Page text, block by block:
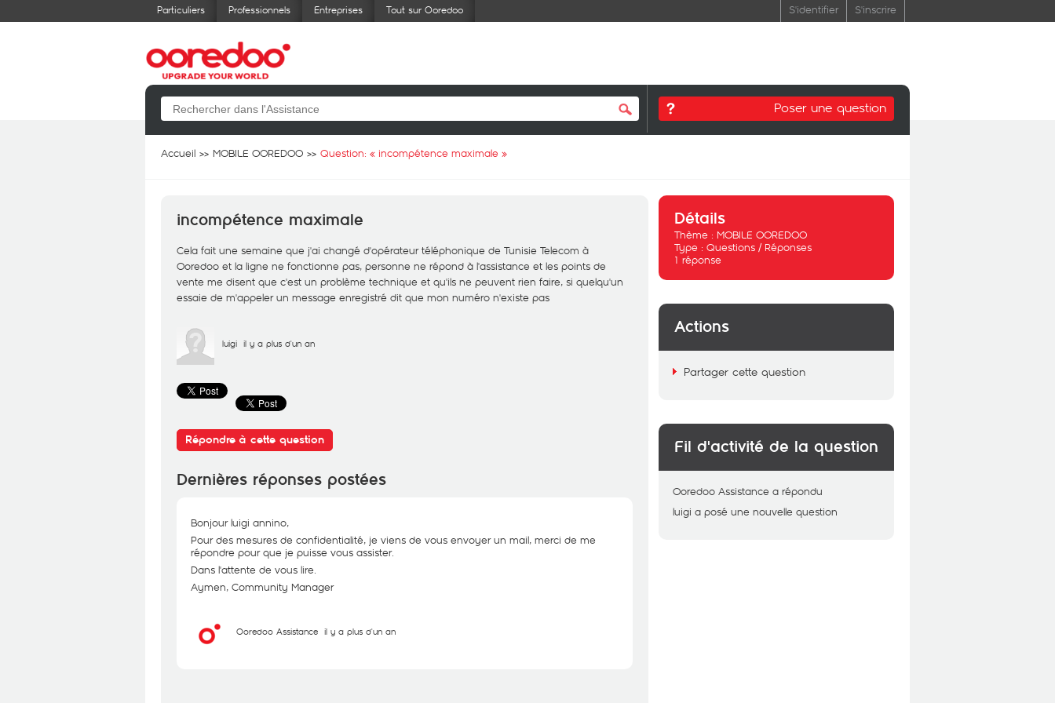
Particuliers Professionnels Entreprises Tout sur Ooredoo S'identifier S'inscrire
Poser une question
Accueil MOBILE OOREDOO Question: « incompétence maximale »
incompétence maximale
Cela fait une semaine que j'ai changé d'opérateur téléphonique de Tunisie Telecom à
Ooredoo et la ligne ne fonctionne pas, personne ne répond à l'assistance et les points de
vente me disent que c'est un problème technique et qu'ils ne peuvent rien faire, si quelqu'un
essaie de m'appeler un message enregistré dit que mon numéro n'existe pas
luigi il y a plus d'un an
Répondre à cette question
Dernières réponses postées
Bonjour luigi annino,
Pour des mesures de confidentialité, je viens de vous envoyer un mail, merci de me
répondre pour que je puisse vous assister.
Dans l'attente de vous lire.
Aymen, Community Manager
Ooredoo Assistance il y a plus d'un an
Détails
Thème : MOBILE OOREDOO
Type : Questions / Réponses
1 réponse
Actions
Partager cette question
Fil d'activité de la question
Ooredoo Assistance a répondu
luigi a posé une nouvelle question